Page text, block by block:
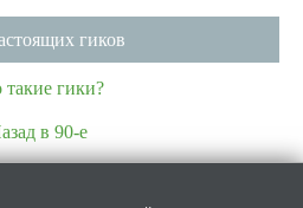
гиков
такие гики?
в 90-е